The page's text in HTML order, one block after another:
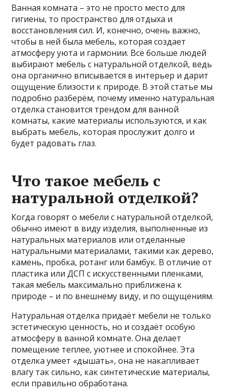
Ванная комната – это не просто место для
гигиены, то пространство для отдыха и
восстановления сил. И, конечно, очень важно,
чтобы в ней была мебель, которая создает
атмосферу уюта и гармонии. Всё больше людей
выбирают мебель с натуральной отделкой, ведь
она органично вписывается в интерьер и дарит
ощущение близости к природе. В этой статье мы
подробно разберём, почему именно натуральная
отделка становится трендом для ванной
комнаты, какие материалы используются, и как
выбрать мебель, которая прослужит долго и
будет радовать глаз.
Что такое мебель с
натуральной отделкой?
Когда говорят о мебели с натуральной отделкой,
обычно имеют в виду изделия, выполненные из
натуральных материалов или отделанные
натуральными материалами, такими как дерево,
камень, пробка, ротанг или бамбук. В отличие от
пластика или ДСП с искусственными пленками,
такая мебель максимально приближена к
природе – и по внешнему виду, и по ощущениям.
Натуральная отделка придаёт мебели не только
эстетическую ценность, но и создаёт особую
атмосферу в ванной комнате. Она делает
помещение теплее, уютнее и спокойнее. Эта
отделка умеет «дышать», она не накапливает
влагу так сильно, как синтетические материалы,
если правильно обработана.